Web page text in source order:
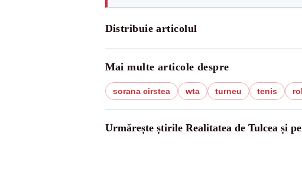
Distribuie articolul
Mai multe articole despre
sorana cirstea wta turneu tenis
Urmărește știrile Realitatea de Tulcea și pe